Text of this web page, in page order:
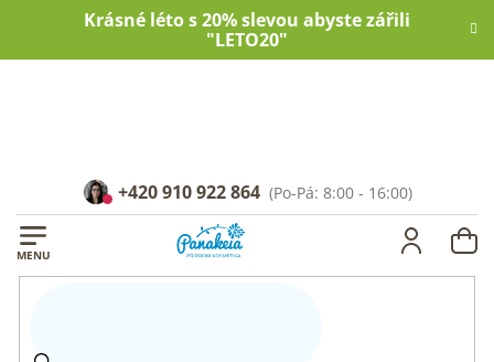
Krásné léto s 20% slevou abyste zářili
"LETO20"
+420 910 922 864